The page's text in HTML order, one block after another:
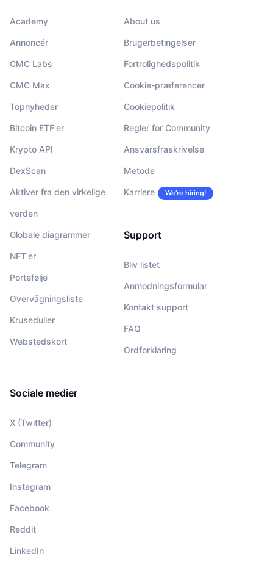
Academy
Annoncér
CMC Labs
CMC Max
Topnyheder
Bitcoin ETF'er
Krypto API
DexScan
Aktiver fra den virkelige
verden
Globale diagrammer
NFT'er
Portefølje
Overvågningsliste
Kruseduller
Webstedskort
About us
Brugerbetingelser
Fortrolighedspolitik
Cookie-præferencer
Cookiepolitik
Regler for Community
Ansvarsfraskrivelse
Metode
Karriere We’re hiring!
Support
Bliv listet
Anmodningsformular
Kontakt support
FAQ
Ordforklaring
Sociale medier
X (Twitter)
Community
Telegram
Instagram
Facebook
Reddit
LinkedIn